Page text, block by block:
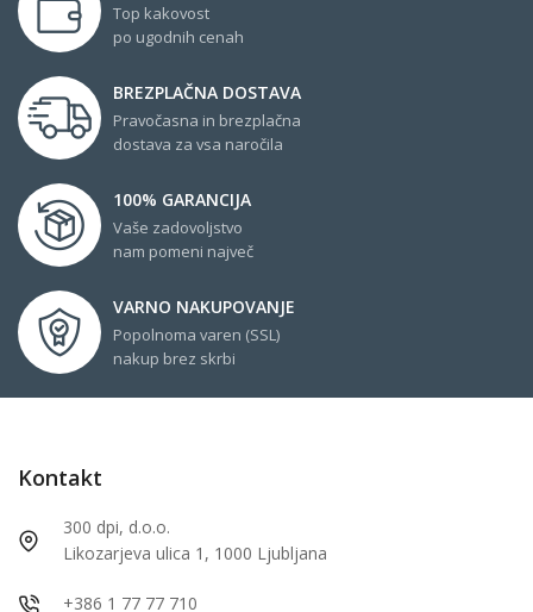
Top kakovost
po ugodnih cenah
BREZPLAČNA DOSTAVA
Pravočasna in brezplačna
dostava za vsa naročila
100% GARANCIJA
Vaše zadovoljstvo
nam pomeni največ
VARNO NAKUPOVANJE
Popolnoma varen (SSL)
nakup brez skrbi
Kontakt
300 dpi, d.o.o.
Likozarjeva ulica 1, 1000 Ljubljana
+386 1 77 77 710